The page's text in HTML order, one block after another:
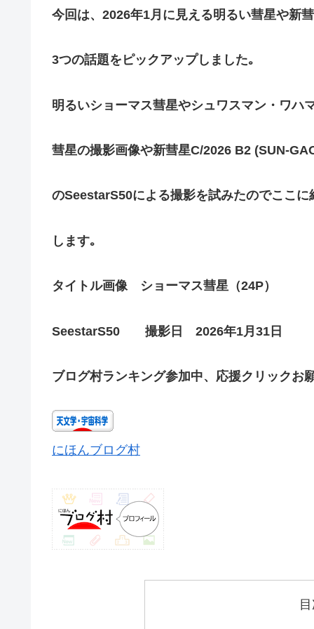
今回は、2026年1月に見える明るい彗星や新
3つの話題をピックアップしました｡
明るいショーマス彗星やシュワスマン・ワハ
彗星の撮影画像や新彗星C/2026 B2 (SUN-
のSeestarS50による撮影を試みたのでここに
します｡
タイトル画像 ショーマス彗星（24P）
SeestarS50 撮影日 2026年1月31日
ブログ村ランキング参加中、応援クリックお
にほんブログ村